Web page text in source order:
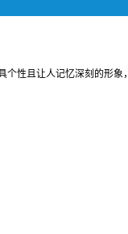
个性且让人记忆深刻的形象